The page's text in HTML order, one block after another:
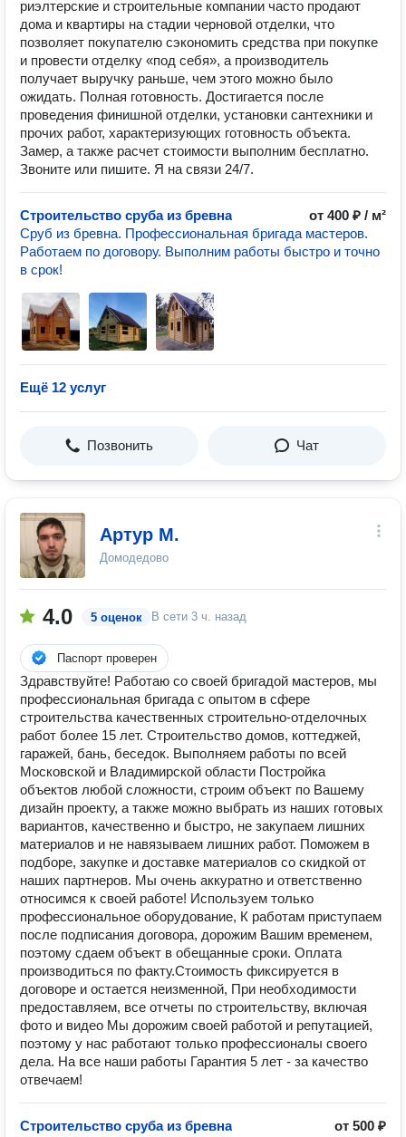
риэлтерские и строительные компании часто продают
дома и квартиры на стадии черновой отделки, что
позволяет покупателю сэкономить средства при покупке
и провести отделку «под себя», а производитель
получает выручку раньше, чем этого можно было
ожидать. Полная готовность. Достигается после
проведения финишной отделки, установки сантехники и
прочих работ, характеризующих готовность объекта.
Замер, а также расчет стоимости выполним бесплатно.
Звоните или пишите. Я на связи 24/7.
Строительство сруба из бревна
от 400 ₽ / м²
Сруб из бревна. Профессиональная бригада мастеров.
Работаем по договору. Выполним работы быстро и точно
в срок!
Ещё 12 услуг
Позвонить Чат
Артур М.
Домодедово
4.0 5 оценок В сети 3 ч. назад
Паспорт проверен
Здравствуйте! Работаю со своей бригадой мастеров, мы
профессиональная бригада с опытом в сфере
строительства качественных строительно-отделочных
работ более 15 лет. Строительство домов, коттеджей,
гаражей, бань, беседок. Выполняем работы по всей
Московской и Владимирской области Постройка
объектов любой сложности, строим объект по Вашему
дизайн проекту, а также можно выбрать из наших готовых
вариантов, качественно и быстро, не закупаем лишних
материалов и не навязываем лишних работ. Поможем в
подборе, закупке и доставке материалов со скидкой от
наших партнеров. Мы очень аккуратно и ответственно
относимся к своей работе! Используем только
профессиональное оборудование, К работам приступаем
после подписания договора, дорожим Вашим временем,
поэтому сдаем объект в обещанные сроки. Оплата
производиться по факту.Стоимость фиксируется в
договоре и остается неизменной, При необходимости
предоставляем, все отчеты по строительству, включая
фото и видео Мы дорожим своей работой и репутацией,
поэтому у нас работают только профессионалы своего
дела. На все наши работы Гарантия 5 лет - за качество
отвечаем!
Строительство сруба из бревна
от 500 ₽